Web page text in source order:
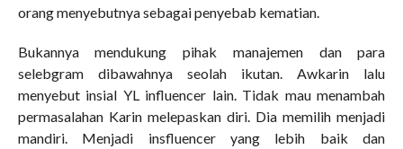
orang menyebutnya sebagai penyebab kematian.
Bukannya mendukung pihak manajemen dan para
selebgram dibawahnya seolah ikutan. Awkarin lalu
menyebut insial YL influencer lain. Tidak mau menambah
permasalahan Karin melepaskan diri. Dia memilih menjadi
mandiri. Menjadi insfluencer yang lebih baik dan